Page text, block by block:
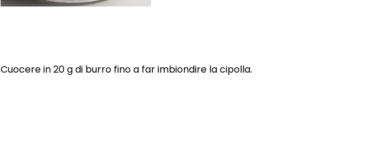
Cuocere in 20 g di burro fino a far imbiondire la cipolla.